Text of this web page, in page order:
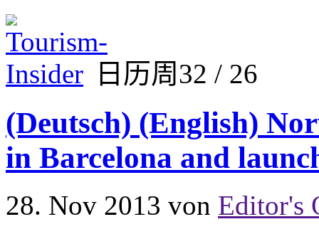
日历周32 / 26
(Deutsch) (English)
in Barcelona and
28. Nov 2013 von Editor's